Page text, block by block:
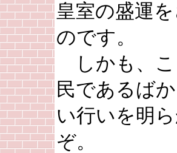
皇室の盛運
のです。
しかも、こ
民であるば
い行いを明
ぞ。